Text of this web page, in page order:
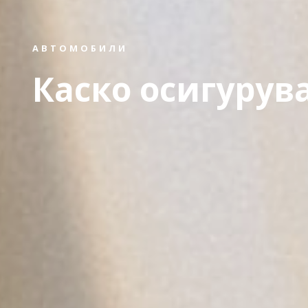
АВТОМОБИЛИ
Каско